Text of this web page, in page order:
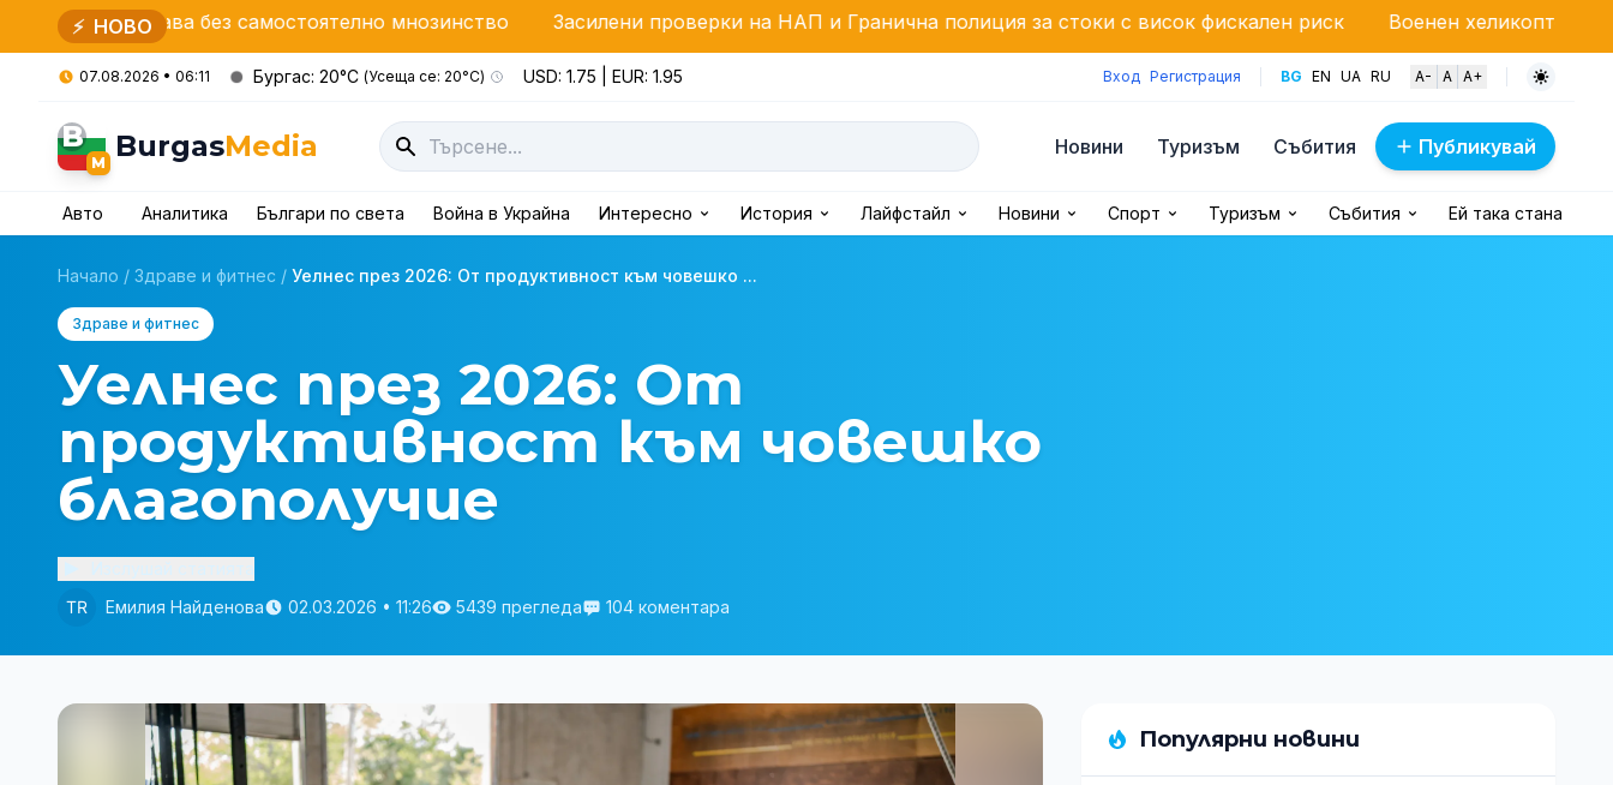
⚡ НОВО
без самостоятелно мнозинство Засилени проверки на НАП и Гранична полиция за стоки с висок фискален риск Военен хеликоптер „Кугър“ гаси
07.08.2026 • 06:11 Бургас: 20°C (Усеща се: 20°C) USD: 1.75 | EUR: 1.95 Вход Регистрация BG EN UA RU A- A A+
B
M BurgasMedia Новини Туризъм Събития Публикувай
Авто Аналитика Българи по света Война в Украйна Интересно История Лайфстайл Новини Спорт Туризъм Събития Ей така стана
Начало / Здраве и фитнес / Уелнес през 2026: От продуктивност към човешко ...
Здраве и фитнес
Уелнес през 2026: От
продуктивност към човешко
благополучие
Емилия Найденова
02.03.2026 • 11:26 5439 прегледа 104 коментара
Популярни новини